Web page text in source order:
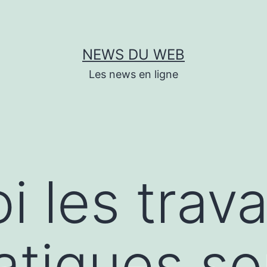
NEWS DU WEB
Les news en ligne
les